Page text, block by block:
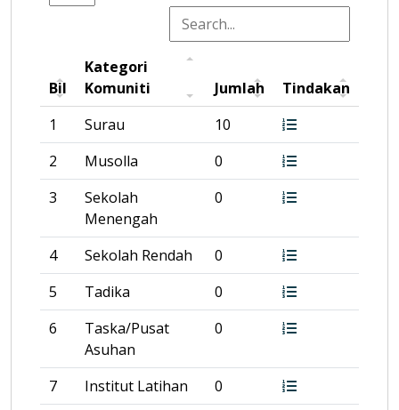
Bil
Kategori
Komuniti
Jumlah
Tindakan
1
Surau
10
2
Musolla
0
3
Sekolah
Menengah
0
4 Sekolah Rendah
0
5
Tadika
0
6
Taska/Pusat
Asuhan
0
7 Institut Latihan 0